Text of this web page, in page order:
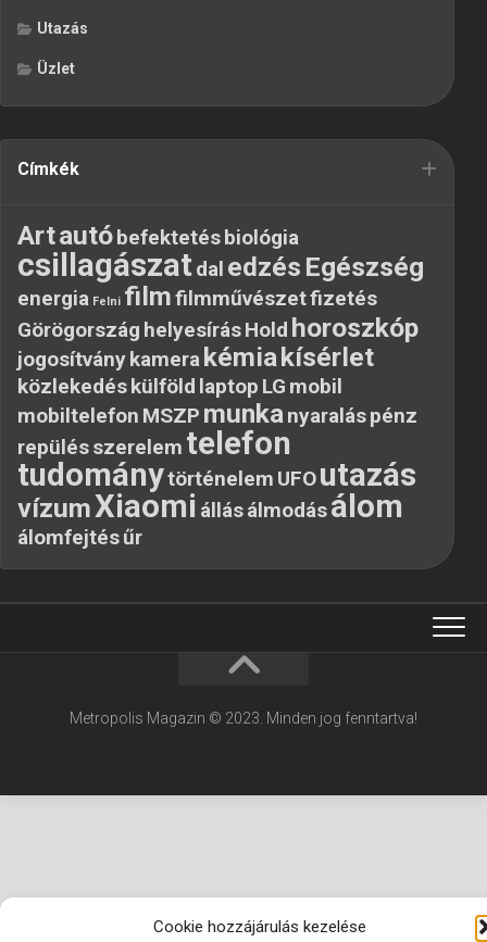
Cookie hozzájárulás kezelése
Utazás
Üzlet
Címkék
Artautóbefektetésbiológia
csillagászatdal edzés Egészség
energia Felni filmfilmművészetfizetés
Görögország helyesírásHold horoszkóp
jogosítványkamerakémiakísérlet
közlekedéskülföld laptop LG mobil
mobiltelefon MSZP munkanyaraláspénz
repülésszerelem telefon
tudománytörténelem UFOutazás
vízumXiaomi állásálmodásálom
álomfejtésűr
Metropolis Magazin © 2023. Minden jog fenntartva!